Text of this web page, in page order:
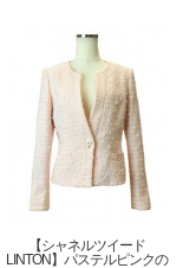
【シャネルツイード
LINTON】パステルピンクの